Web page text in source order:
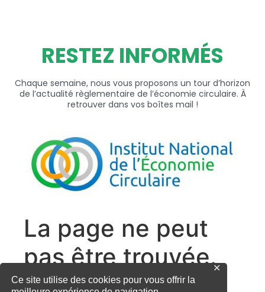
Ce site utilise des cookies pour vous offrir la
✕
RESTEZ INFORMÉS
Chaque semaine, nous vous proposons un tour d’horizon
de l’actualité règlementaire de l’économie circulaire. À
retrouver dans vos boîtes mail !